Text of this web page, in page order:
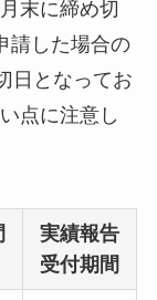
末に締め切
請した場合の
日となってお
点に注意し
実績報告
受付期間